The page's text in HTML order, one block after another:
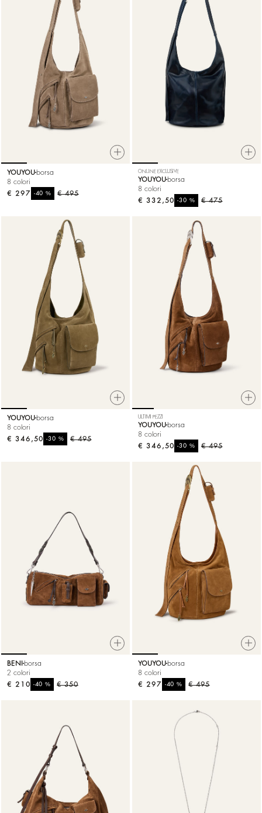
YOUYOU borsa
8 colori
€ 495
-40%
€ 297
ONLINE EXCLUSIVE
YOUYOU borsa
8 colori
€ 475
-30%
€ 332,50
YOUYOU borsa
8 colori
€ 495
-30%
€ 346,50
ULTIMI PEZZI
YOUYOU borsa
8 colori
€ 495
-30%
€ 346,50
BENI borsa
2 colori
€ 350
-40%
€ 210
YOUYOU borsa
8 colori
€ 495
-40%
€ 297